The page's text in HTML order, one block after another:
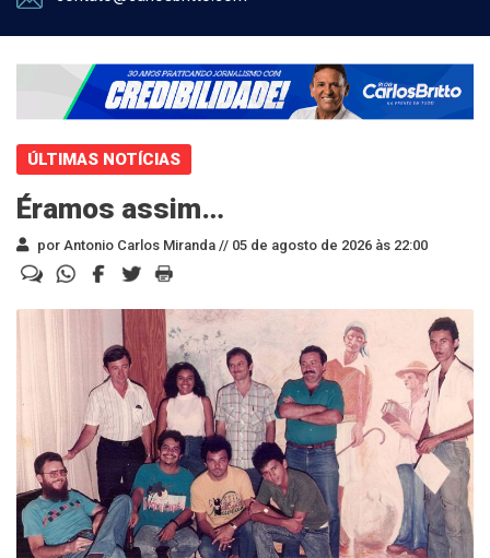
ÚLTIMAS NOTÍCIAS
Éramos assim…
por Antonio Carlos Miranda // 05 de agosto de 2026 às 22:00